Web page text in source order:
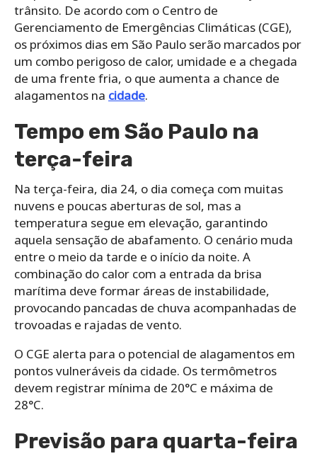
trânsito. De acordo com o Centro de
Gerenciamento de Emergências Climáticas (CGE),
os próximos dias em São Paulo serão marcados por
um combo perigoso de calor, umidade e a chegada
de uma frente fria, o que aumenta a chance de
alagamentos na cidade.
Tempo em São Paulo na
terça-feira
Na terça-feira, dia 24, o dia começa com muitas
nuvens e poucas aberturas de sol, mas a
temperatura segue em elevação, garantindo
aquela sensação de abafamento. O cenário muda
entre o meio da tarde e o início da noite. A
combinação do calor com a entrada da brisa
marítima deve formar áreas de instabilidade,
provocando pancadas de chuva acompanhadas de
trovoadas e rajadas de vento.
O CGE alerta para o potencial de alagamentos em
pontos vulneráveis da cidade. Os termômetros
devem registrar mínima de 20°C e máxima de
28°C.
Previsão para quarta-feira